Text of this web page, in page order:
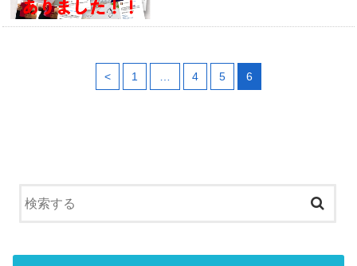
< 1 4 5 6